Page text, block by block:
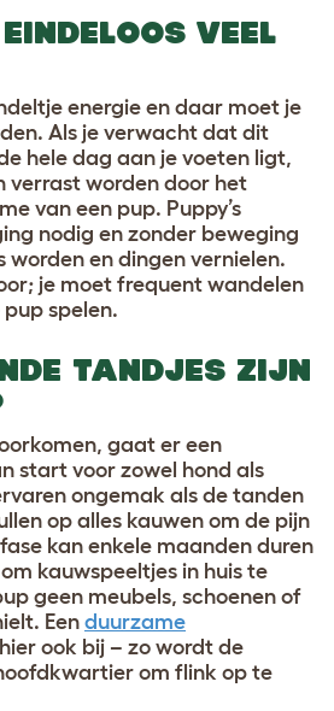
VEEL
energie en daar moet je
Als je verwacht dat dit
hele dag aan je voeten ligt,
verrast worden door het
van een pup. Puppy’s
nodig en zonder beweging
worden en dingen vernielen.
je moet frequent wandelen
spelen.
TANDJES ZIJN
gaat er een
start voor zowel hond als
ongemak als de tanden
op alles kauwen om de pijn
kan enkele maanden duren
kauwspeeltjes in huis te
geen meubels, schoenen of
Een duurzame
ook bij – zo wordt de
om flink op te